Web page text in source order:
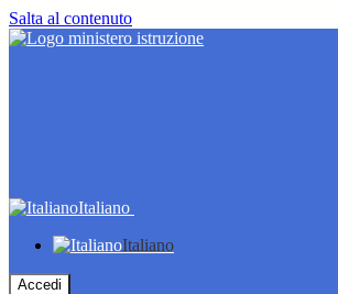
Salta al contenuto
Italiano
Italiano
Accedi